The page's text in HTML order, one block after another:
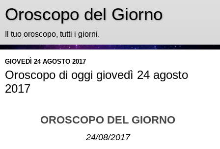
Oroscopo del Giorno
Il tuo oroscopo, tutti i giorni.
GIOVEDÌ 24 AGOSTO 2017
Oroscopo di oggi giovedì 24 agosto
2017
OROSCOPO DEL GIORNO
24/08/2017